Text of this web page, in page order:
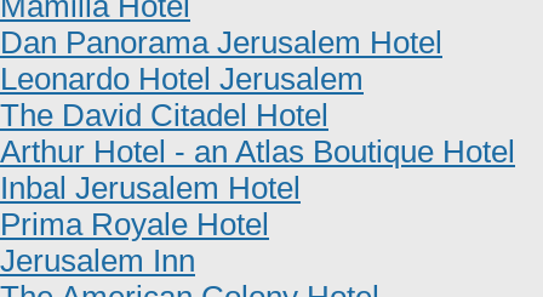
Dan Panorama Jerusalem Hotel
Leonardo Hotel Jerusalem
The David Citadel Hotel
Arthur Hotel - an Atlas Boutique Hotel
Inbal Jerusalem Hotel
Prima Royale Hotel
Jerusalem Inn